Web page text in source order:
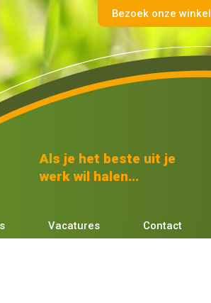
Bezoek onze winkel
Als je het beste uit je
werk wil halen...
Vacatures Contact